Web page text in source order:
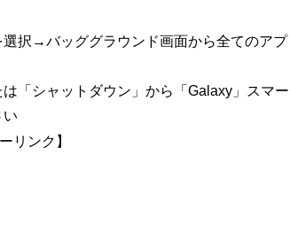
選択→バッググラウンド画面から全てのアプ
「シャットダウン」から「Galaxy」スマー
い
リンク】